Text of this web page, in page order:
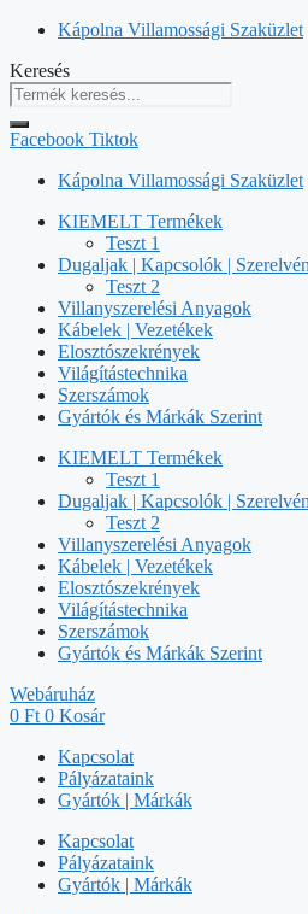
Kilépés
tartalomba
Kápolna Villamossági Szaküzlet
Keresés
Facebook Tiktok
Kápolna Villamossági Szaküzlet
KIEMELT Termékek
Teszt 1
Dugaljak | Kapcsolók |
Teszt 2
Villanyszerelési Anyagok
Kábelek | Vezetékek
Elosztószekrények
Világítástechnika
Szerszámok
Gyártók és Márkák Szerint
KIEMELT Termékek
Teszt 1
Dugaljak | Kapcsolók |
Teszt 2
Villanyszerelési Anyagok
Kábelek | Vezetékek
Elosztószekrények
Világítástechnika
Szerszámok
Gyártók és Márkák Szerint
Webáruház
0 Ft 0 Kosár
Kapcsolat
Pályázataink
Gyártók | Márkák
Kapcsolat
Pályázataink
Gyártók | Márkák